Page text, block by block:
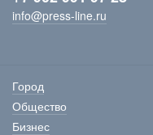
info@press-line.ru
Город
Общество
Бизнес